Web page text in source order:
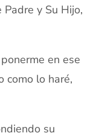
y Su Hijo,
en ese
como lo haré,
su